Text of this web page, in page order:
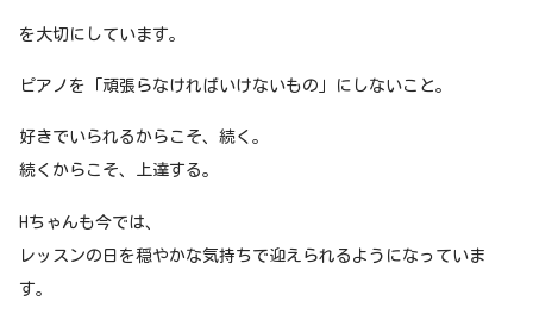
を大切にしています。
ピアノを「頑張らなければいけないもの」にしないこと。
好きでいられるからこそ、続く。
続くからこそ、上達する。
Hちゃんも今では、
レッスンの日を穏やかな気持ちで迎えられるようになっていま
す。